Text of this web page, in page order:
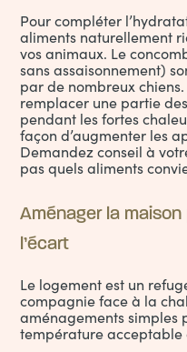
Pour compléter
aliments naturellement
vos animaux. Le
sans assaisonnement)
par de nombreux
remplacer une partie
pendant les fortes
façon d’augmenter les
Demandez conseil à
pas quels aliments
Aménager la
l’écart
Le logement est un
compagnie face à la
aménagements simples
température acceptable